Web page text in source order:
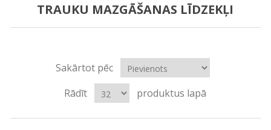
TRAUKU MAZGĀŠANAS LĪDZEKĻI
Sakārtot pēc
Rādīt
produktus lapā